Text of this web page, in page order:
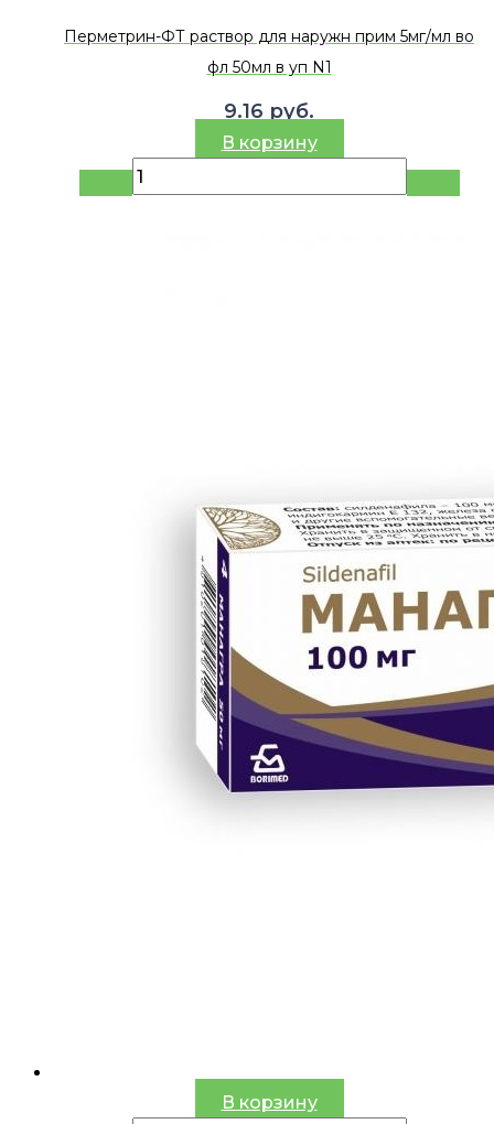
Перметрин-ФТ раствор для наружн прим 5мг/мл во
фл 50мл в уп N1
9.16 руб.
В корзину
В корзину